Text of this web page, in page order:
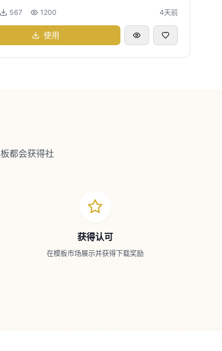
567 1200 4天前
使用
都会获得社
获得认可
在模板市场展示并获得下载奖励